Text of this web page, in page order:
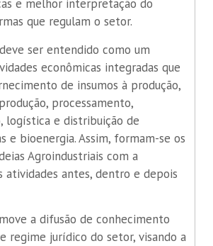
e melhor interpretação do
que regulam o setor.
ser entendido como um
econômicas integradas que
de insumos à produção,
processamento,
logística e distribuição de
e bioenergia. Assim, formam-se os
Agroindustriais com a
atividades antes, dentro e depois
a difusão de conhecimento
regime jurídico do setor, visando a